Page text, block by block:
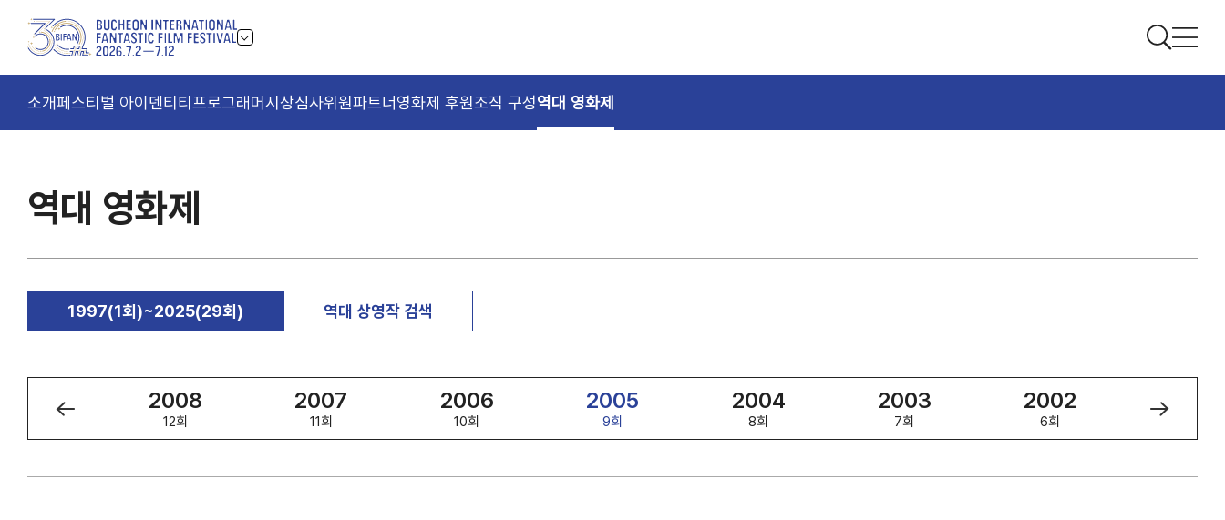
소개페스티벌 아이덴티티 프로그래머시상심사위원파트너영화제 후원조직 구성역대 영화제
역대 영화제
1997(1회)~2025(29회) 역대 상영작 검색
2008
12회
2007
11회
2006
10회
2005
9회
2004
8회
2003
7회
2002
6회